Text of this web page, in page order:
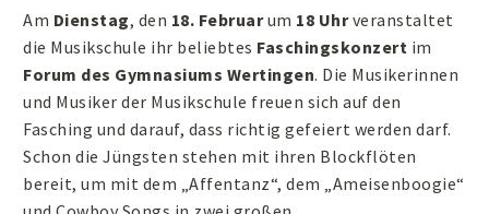
Am Dienstag, den 18. Februarum 18 Uhrveranstaltet
die Musikschule ihr beliebtes Faschingskonzert im
Forum des Gymnasiums Wertingen. Die Musikerinnen
und Musiker der Musikschule freuen sich auf den
Fasching und darauf, dass richtig gefeiert werden darf.
Schon die Jüngsten stehen mit ihren Blockflöten
bereit, um mit dem „Affentanz“, dem „Ameisenboogie“